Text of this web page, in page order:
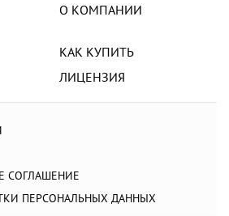
О КОМПАНИИ
КАК КУПИТЬ
ЛИЦЕНЗИЯ
СОГЛАШЕНИЕ
ПЕРСОНАЛЬНЫХ ДАННЫХ